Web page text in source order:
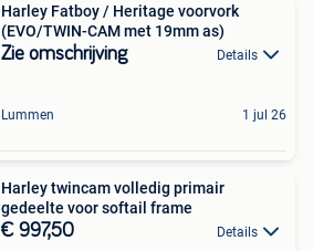
Harley Fatboy / Heritage voorvork
(EVO/TWIN-CAM met 19mm as)
Zie omschrijving Details
Lummen 1 jul 26
Harley twincam volledig primair
gedeelte voor softail frame
€ 997,50 Details